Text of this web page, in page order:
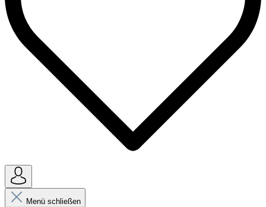
Menü schließen